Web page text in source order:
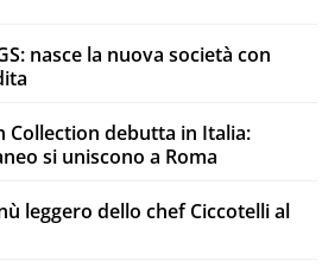
nasce la nuova società con
Collection debutta in Italia:
si uniscono a Roma
leggero dello chef Ciccotelli al